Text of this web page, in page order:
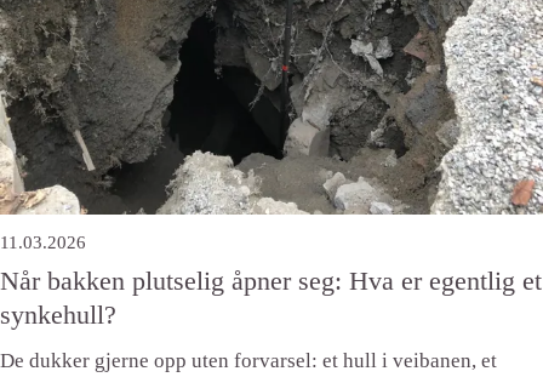
11.03.2026
Når bakken plutselig åpner seg: Hva er egentlig et
synkehull?
De dukker gjerne opp uten forvarsel: et hull i veibanen, et